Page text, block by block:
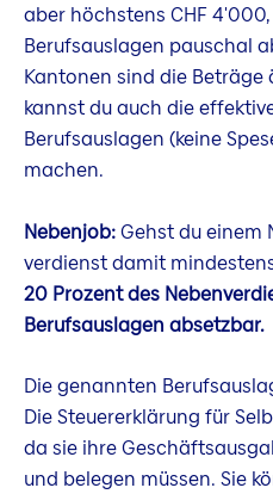
aber höchstens CHF
Berufsauslagen pauschal
Kantonen sind die Beträge
kannst du auch die
Berufsauslagen (keine
machen.
Nebenjob:Gehst du einem
verdienst damit
20 Prozent des
Berufsauslagen absetzbar.
Die genannten
Die Steuererklärung für
da sie ihre
und belegen müssen. Sie